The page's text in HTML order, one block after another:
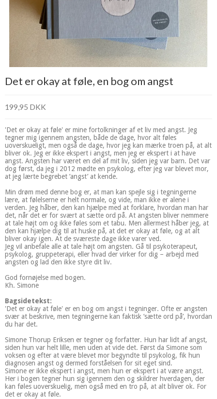
Det er okay at føle, en bog om angst
199,95 DKK
'Det er okay at føle' er mine fortolkninger af et liv med angst. Jeg
tegner mig igennem angsten, både de dage, hvor alt føles
uoverskueligt, men også de dage, hvor jeg kan mærke troen på, at alt
bliver ok. Jeg er ikke ekspert i angst, men jeg er ekspert i at have
angst. Angsten har været en del af mit liv, siden jeg var barn. Det var
dog først, da jeg i 2012 mødte en psykolog, efter jeg var blevet mor,
at jeg lærte begrebet ’angst’ at kende.
Min drøm med denne bog er, at man kan spejle sig i tegningerne
lære, at følelserne er helt normale, og vide, man ikke er alene i
verden. Jeg håber, den kan hjælpe med at forklare, hvordan man har
det, når det er for svært at sætte ord på. At angsten bliver nemmere
at tale højt om og ikke føles som et tabu. Men allermest håber jeg, at
den kan hjælpe dig til at huske på, at det er okay at føle, og at alt
bliver okay igen. At de sværeste dage ikke varer ved.
Jeg vil anbefale alle at tale højt om angsten. Gå til psykoterapeut,
psykolog, gruppeterapi, eller hvad der virker for dig – arbejd med
angsten og lad den ikke styre dit liv.
God fornøjelse med bogen.
Kh. Simone
Bagsidetekst:
'Det er okay at føle' er en bog om angst i tegninger. Ofte er angsten
svær at beskrive, men tegningerne kan faktisk ’sætte ord på’, hvordan
du har det.
Simone Thorup Eriksen er tegner og forfatter. Hun har lidt af angst,
siden hun var helt lille, men uden at vide det. Først da Simone som
voksen og efter at være blevet mor begyndte til psykolog, fik hun
diagnosen angst og dermed forståelsen for sit eget sind.
Simone er ikke ekspert i angst, men hun er ekspert i at være angst.
Her i bogen tegner hun sig igennem den og skildrer hverdagen, der
kan føles uoverskuelig, men også med en tro på, at alt bliver ok. For
det er okay at føle.